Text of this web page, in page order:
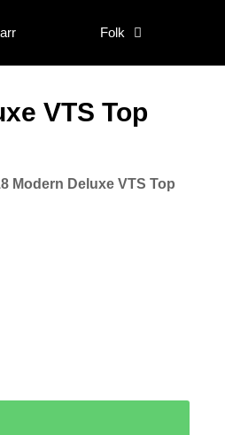
Folk
VTS Top
Modern Deluxe VTS Top